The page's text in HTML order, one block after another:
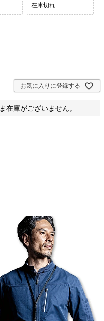
在庫切れ
お気に入りに登録する
在庫がございません。